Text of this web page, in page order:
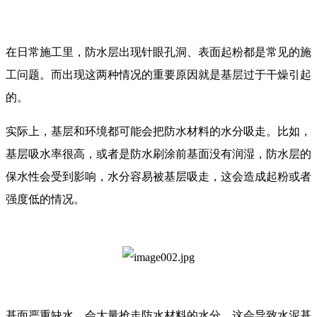
在日常施工里，防水层出现针眼孔洞、表面起粉都是常见的施
工问题。而出现这两种情况的重要原因就是基层过于干燥引起
的。
实际上，基层和环境都可能会把防水材料的水分吸走。比如，
基层吸水率很高，或者是防水刷涂前基面没有润湿，防水层的
保水性会受到影响，水分容易被基层吸走，这会造成起粉或者
强度低的情况。